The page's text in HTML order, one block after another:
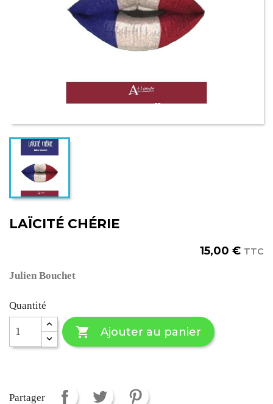
LAÏCITÉ CHÉRIE
15,00 € TTC
Julien Bouchet
Quantité
 Ajouter au panier
Partager